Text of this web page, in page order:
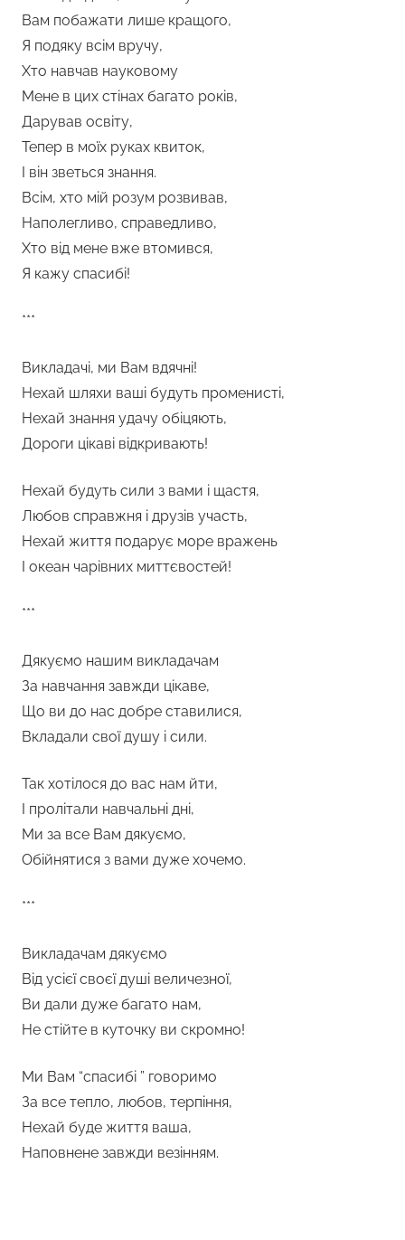
Вам побажати лише кращого,
Я подяку всім вручу,
Хто навчав науковому
Мене в цих стінах багато років,
Дарував освіту,
Тепер в моїх руках квиток,
І він зветься знання.
Всім, хто мій розум розвивав,
Наполегливо, справедливо,
Хто від мене вже втомився,
Я кажу спасибі!
***
Викладачі, ми Вам вдячні!
Нехай шляхи ваші будуть променисті,
Нехай знання удачу обіцяють,
Дороги цікаві відкривають!
Нехай будуть сили з вами і щастя,
Любов справжня і друзів участь,
Нехай життя подарує море вражень
І океан чарівних миттєвостей!
***
Дякуємо нашим викладачам
За навчання завжди цікаве,
Що ви до нас добре ставилися,
Вкладали свої душу і сили.
Так хотілося до вас нам йти,
І пролітали навчальні дні,
Ми за все Вам дякуємо,
Обійнятися з вами дуже хочемо.
***
Викладачам дякуємо
Від усієї своєї душі величезної,
Ви дали дуже багато нам,
Не стійте в куточку ви скромно!
Ми Вам “спасибі ” говоримо
За все тепло, любов, терпіння,
Нехай буде життя ваша,
Наповнене завжди везінням.